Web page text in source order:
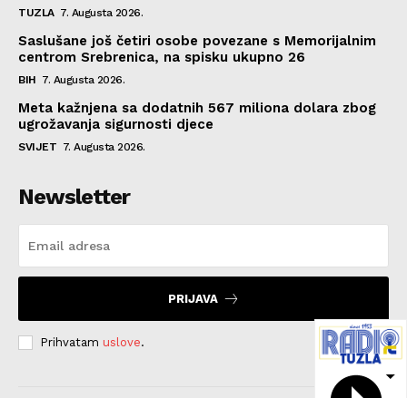
TUZLA 7. Augusta 2026.
Saslušane još četiri osobe povezane s Memorijalnim
centrom Srebrenica, na spisku ukupno 26
BIH 7. Augusta 2026.
Meta kažnjena sa dodatnih 567 miliona dolara zbog
ugrožavanja sigurnosti djece
SVIJET 7. Augusta 2026.
Newsletter
PRIJAVA
Prihvatam uslove.